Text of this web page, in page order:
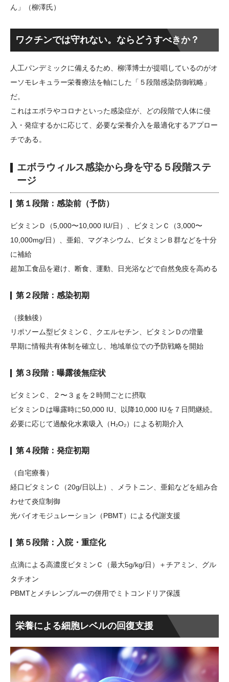
ん」（柳澤氏）
ワクチンでは守れない。ならどうすべきか？
人工パンデミックに備えるため、柳澤博士が提唱しているのがオ
ーソモレキュラー栄養療法を軸にした「５段階感染防御戦略」
だ。
これはエボラやコロナといった感染症が、どの段階で人体に侵
入・発症するかに応じて、必要な栄養介入を最適化するアプロー
チである。
エボラウィルス感染から身を守る５段階ステ
ージ
第１段階：感染前（予防）
ビタミンＤ（5,000〜10,000 IU/日）、ビタミンＣ（3,000〜
10,000mg/日）、亜鉛、マグネシウム、ビタミンＢ群などを十分
に補給
超加工食品を避け、断食、運動、日光浴などで自然免疫を高める
第２段階：感染初期
（接触後）
リポソーム型ビタミンＣ、クエルセチン、ビタミンＤの増量
早期に情報共有体制を確立し、地域単位での予防戦略を開始
第３段階：曝露後無症状
ビタミンＣ、２〜３ｇを２時間ごとに摂取
ビタミンＤは曝露時に50,000 IU、以降10,000 IUを７日間継続。
必要に応じて過酸化水素吸入（H₂O₂）による初期介入
第４段階：発症初期
（自宅療養）
経口ビタミンＣ（20g/日以上）、メラトニン、亜鉛などを組み合
わせて炎症制御
光バイオモジュレーション（PBMT）による代謝支援
第５段階：入院・重症化
点滴による高濃度ビタミンＣ（最大5g/kg/日）＋チアミン、グル
タチオン
PBMTとメチレンブルーの併用でミトコンドリア保護
栄養による細胞レベルの回復支援